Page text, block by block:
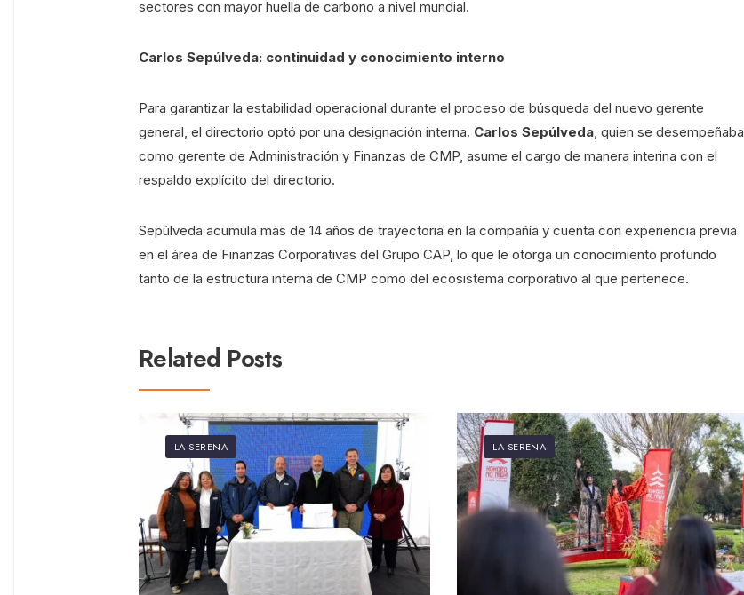
sectores con mayor huella de carbono a nivel mundial.
Carlos Sepúlveda: continuidad y conocimiento interno
Para garantizar la estabilidad operacional durante el proceso de búsqueda del nuevo gerente
general, el directorio optó por una designación interna. Carlos Sepúlveda, quien se desempeñaba
como gerente de Administración y Finanzas de CMP, asume el cargo de manera interina con el
respaldo explícito del directorio.
Sepúlveda acumula más de 14 años de trayectoria en la compañía y cuenta con experiencia previa
en el área de Finanzas Corporativas del Grupo CAP, lo que le otorga un conocimiento profundo
tanto de la estructura interna de CMP como del ecosistema corporativo al que pertenece.
Related Posts
LA SERENA LA SERENA